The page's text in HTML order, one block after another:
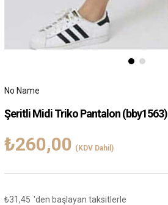
No Name
Şeritli Midi Triko Pantalon(bby1563)
₺260,00 (KDV Dahil)
₺31,45 'den başlayan taksitlerle